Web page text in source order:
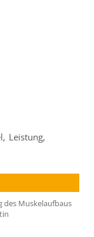
, Leistung,
des Muskelaufbaus